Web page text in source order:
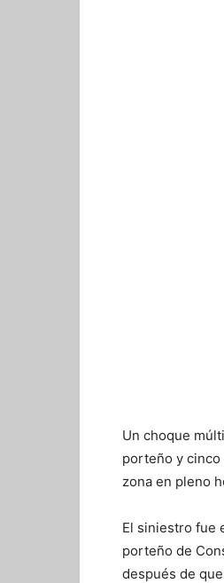
Un choque
porteño y cinco
zona en pleno
El siniestro fue
porteño de
después de